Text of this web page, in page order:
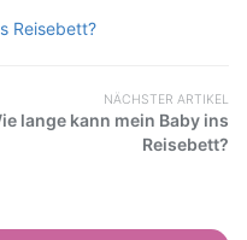
Reisebett?
NÄCHSTER ARTIKEL
lange kann mein Baby ins
Reisebett?